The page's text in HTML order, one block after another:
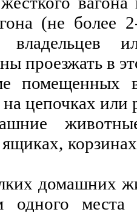
(не более
владельцев
проезжать в
помещенных
цепочках или
ящиках,
домашних
одного